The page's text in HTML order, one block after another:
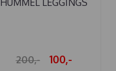
HUMMEL LEGGINGS
200,- 100,-